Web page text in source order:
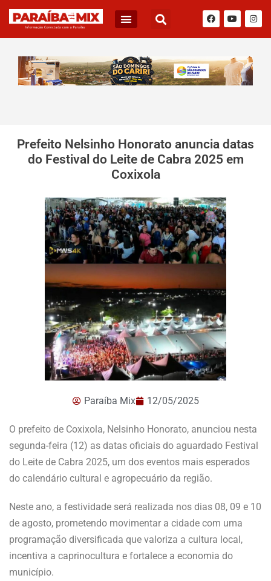
Prefeito Nelsinho Honorato anuncia datas
do Festival do Leite de Cabra 2025 em
Coxixola
Paraíba Mix 12/05/2025
O prefeito de Coxixola, Nelsinho Honorato, anunciou nesta
segunda-feira (12) as datas oficiais do aguardado Festival
do Leite de Cabra 2025, um dos eventos mais esperados
do calendário cultural e agropecuário da região.
Neste ano, a festividade será realizada nos dias 08, 09 e 10
de agosto, prometendo movimentar a cidade com uma
programação diversificada que valoriza a cultura local,
incentiva a caprinocultura e fortalece a economia do
município.